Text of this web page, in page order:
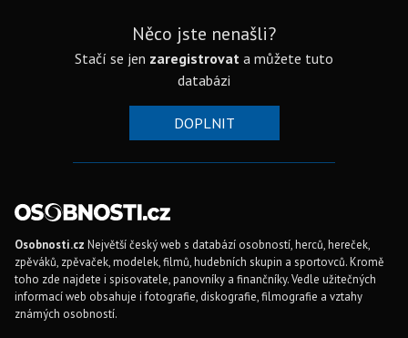
Něco jste nenašli?
Stačí se jen zaregistrovat a můžete tuto
databázi
DOPLNIT
Osobnosti.cz Největší český web s databází osobností, herců, hereček,
zpěváků, zpěvaček, modelek, filmů, hudebních skupin a sportovců. Kromě
toho zde najdete i spisovatele, panovníky a finančníky. Vedle užitečných
informací web obsahuje i fotografie, diskografie, filmografie a vztahy
známých osobností.